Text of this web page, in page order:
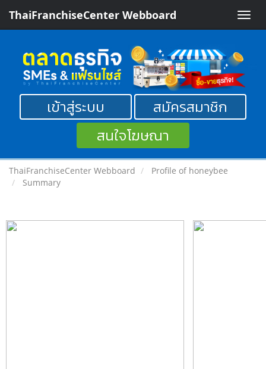
Toggle
ThaiFranchiseCenter Webboard
เข้าสู่ระบบ
สมัครสมาชิก
สนใจโฆษณา
ThaiFranchiseCenter Webboard
Profile of honeybee
Summary